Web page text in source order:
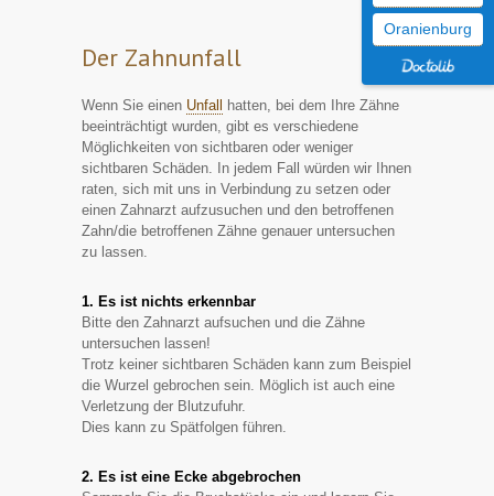
Der Zahnunfall
Wenn Sie einen Unfall
hatten, bei dem Ihre Zähne
beeinträchtigt wurden, gibt es verschiedene
Möglichkeiten von sichtbaren oder weniger
sichtbaren Schäden. In jedem Fall würden wir Ihnen
raten, sich mit uns in Verbindung zu setzen oder
einen Zahnarzt aufzusuchen und den betroffenen
Zahn/die betroffenen Zähne genauer untersuchen
zu lassen.
1. Es ist nichts erkennbar
Bitte den Zahnarzt aufsuchen und die Zähne
untersuchen lassen!
Trotz keiner sichtbaren Schäden kann zum Beispiel
die Wurzel gebrochen sein. Möglich ist auch eine
Verletzung der Blutzufuhr.
Dies kann zu Spätfolgen führen.
2. Es ist eine Ecke abgebrochen
Oranienburg